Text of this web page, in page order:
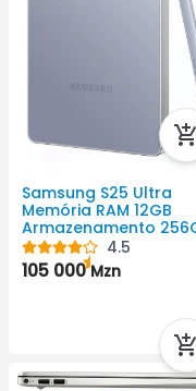
Samsung S25 Ultra
Memória RAM 12GB
Armazenamento
5000mAh Android Cor
Preto QHD+ ( 3120 Px X
1440 Px)
4.5
105 000Mzn